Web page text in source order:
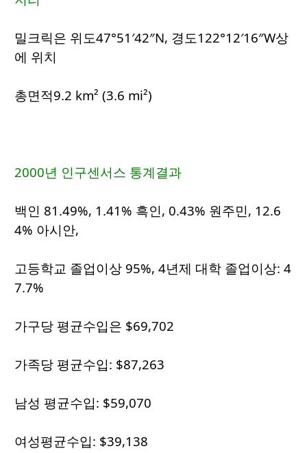
밀크릭은 위도47°51′42″N, 경도122°12′16″W상
에 위치
총면적9.2 km² (3.6 mi²)
2000년 인구센서스 통계결과
백인 81.49%, 1.41% 흑인, 0.43% 원주민, 12.6
4% 아시안,
고등학교 졸업이상 95%, 4년제 대학 졸업이상: 4
7.7%
가구당 평균수입은 $69,702
가족당 평균수입: $87,263
남성 평균수입: $59,070
여성평균수입: $39,138